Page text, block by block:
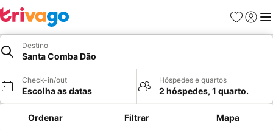
Favoritos
Iniciar
Destino
Santa Comba Dão
Check-in/out
Escolha as datas
Hóspedes e quartos
2 hóspedes, 1 quarto.
Ordenar Filtrar Mapa